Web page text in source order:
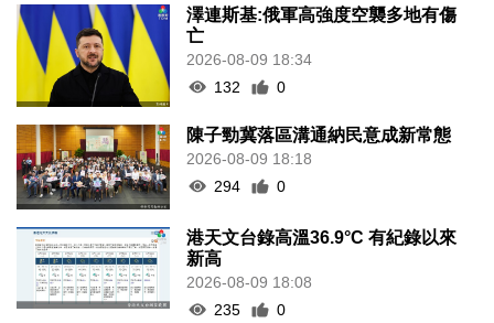
澤連斯基:俄軍高強度空襲多地有傷
亡
2026-08-09 18:34
132
0
陳子勁冀落區溝通納民意成新常態
2026-08-09 18:18
294
0
港天文台錄高溫36.9°C 有紀錄以來
新高
2026-08-09 18:08
235
0